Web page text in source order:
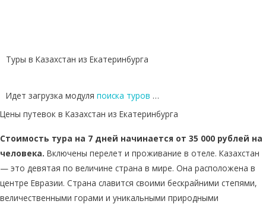
Туры в Казахстан из Екатеринбурга
Идет загрузка модуля поиска туров …
Цены путевок в Казахстан из Екатеринбурга
Стоимость тура на 7 дней начинается от 35 000 рублей на
человека. Включены перелет и проживание в отеле. Казахстан
— это девятая по величине страна в мире. Она расположена в
центре Евразии. Страна славится своими бескрайними степями,
величественными горами и уникальными природными